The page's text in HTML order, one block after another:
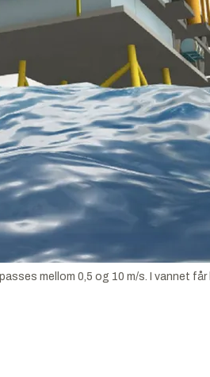
mellom 0,5 og 10 m/s. I vannet får